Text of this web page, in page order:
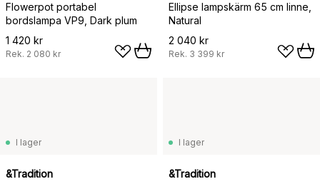
Flowerpot portabel
bordslampa VP9, Dark plum
1 420 kr
Rek. 2 080 kr
Ellipse lampskärm 65 cm linne,
Natural
2 040 kr
Rek. 3 399 kr
I lager
&Tradition
I lager
&Tradition